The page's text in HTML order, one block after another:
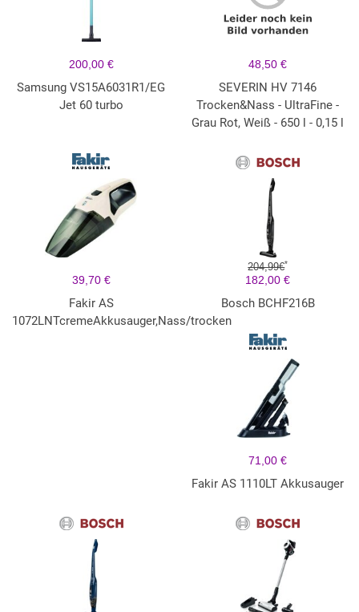
200,00 €
Samsung VS15A6031R1/EG
Jet 60 turbo
48,50 €
SEVERIN HV 7146
Trocken&Nass - UltraFine -
Grau Rot, Weiß - 650 l - 0,15 l
39,70 €
Fakir AS
1072LNTcremeAkkusauger,Nass/trocken
204,99€*
182,00 €
Bosch BCHF216B
71,00 €
Fakir AS 1110LT Akkusauger